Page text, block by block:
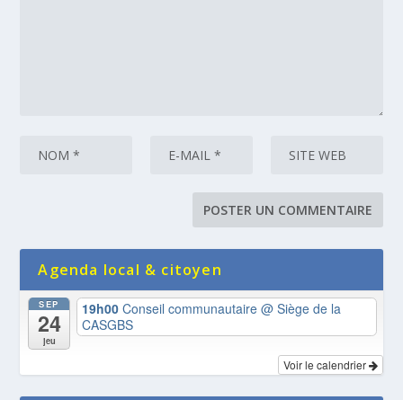
Agenda local & citoyen
SEP
24
jeu
19h00Conseil communautaire@ Siège de la
CASGBS
Voir le calendrier